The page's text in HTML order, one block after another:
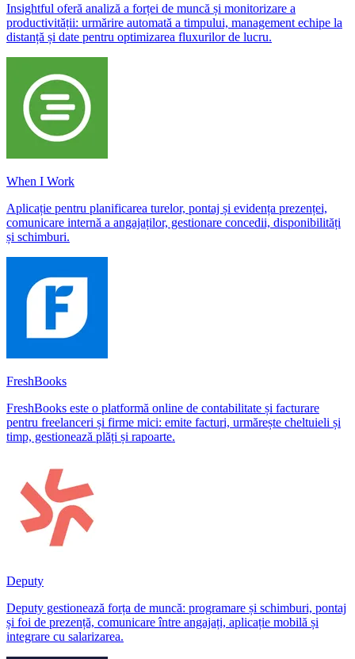
Insightful oferă analiză a forței de muncă și monitorizare a
productivității: urmărire automată a timpului, management echipe la
distanță și date pentru optimizarea fluxurilor de lucru.
When I Work
Aplicație pentru planificarea turelor, pontaj și evidența prezenței,
comunicare internă a angajaților, gestionare concedii, disponibilități
și schimburi.
FreshBooks
FreshBooks este o platformă online de contabilitate și facturare
pentru freelanceri și firme mici: emite facturi, urmărește cheltuieli și
timp, gestionează plăți și rapoarte.
Deputy
Deputy gestionează forța de muncă: programare și schimburi, pontaj
și foi de prezență, comunicare între angajați, aplicație mobilă și
integrare cu salarizarea.